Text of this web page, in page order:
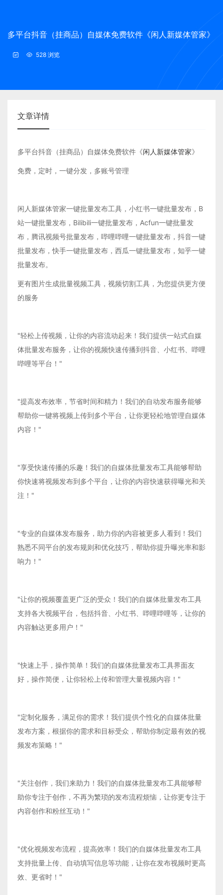
多平台抖音（挂商品）自媒体免费软件《闲人新媒体管家》
528 浏览
文章详情
多平台抖音（挂商品）自媒体免费软件《闲人新媒体管家》
免费，定时，一键分发，多账号管理
闲人新媒体管家一键批量发布工具，小红书一键批量发布，B
站一键批量发布，Bilibili一键批量发布，Acfun一键批量发
布，腾讯视频号批量发布，哔哩哔哩一键批量发布，抖音一键
批量发布，快手一键批量发布，西瓜一键批量发布，知乎一键
批量发布。
更有图片生成批量视频工具，视频切割工具，为您提供更方便
的服务
"轻松上传视频，让你的内容流动起来！我们提供一站式自媒
体批量发布服务，让你的视频快速传播到抖音、小红书、哔哩
哔哩等平台！"
"提高发布效率，节省时间和精力！我们的自动发布服务能够
帮助你一键将视频上传到多个平台，让你更轻松地管理自媒体
内容！"
"享受快速传播的乐趣！我们的自媒体批量发布工具能够帮助
你快速将视频发布到多个平台，让你的内容快速获得曝光和关
注！"
"专业的自媒体发布服务，助力你的内容被更多人看到！我们
熟悉不同平台的发布规则和优化技巧，帮助你提升曝光率和影
响力！"
"让你的视频覆盖更广泛的受众！我们的自媒体批量发布工具
支持各大视频平台，包括抖音、小红书、哔哩哔哩等，让你的
内容触达更多用户！"
"快速上手，操作简单！我们的自媒体批量发布工具界面友
好，操作简便，让你轻松上传和管理大量视频内容！"
"定制化服务，满足你的需求！我们提供个性化的自媒体批量
发布方案，根据你的需求和目标受众，帮助你制定最有效的视
频发布策略！"
"关注创作，我们来助力！我们的自媒体批量发布工具能够帮
助你专注于创作，不再为繁琐的发布流程烦恼，让你更专注于
内容创作和粉丝互动！"
"优化视频发布流程，提高效率！我们的自媒体批量发布工具
支持批量上传、自动填写信息等功能，让你在发布视频时更高
效、更省时！"